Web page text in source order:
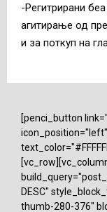
-Регитрирани
агитирање од
и за поткуп на
[penci_button
DESC"
thumb-280-376"